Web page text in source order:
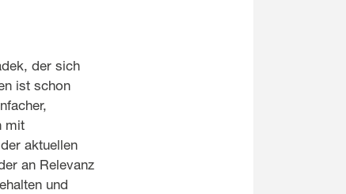
der sich
ist schon
mit
aktuellen
an Relevanz
und